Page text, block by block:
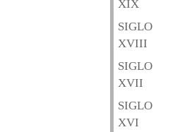
XIX
SIGLO
XVIII
SIGLO
XVII
SIGLO
XVI